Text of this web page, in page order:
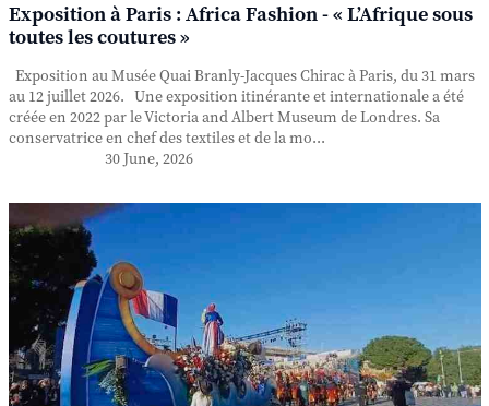
Exposition à Paris : Africa Fashion - « L’Afrique sous
toutes les coutures »
Exposition au Musée Quai Branly-Jacques Chirac à Paris, du 31 mars
au 12 juillet 2026. Une exposition itinérante et internationale a été
créée en 2022 par le Victoria and Albert Museum de Londres. Sa
conservatrice en chef des textiles et de la mo...
30 June, 2026